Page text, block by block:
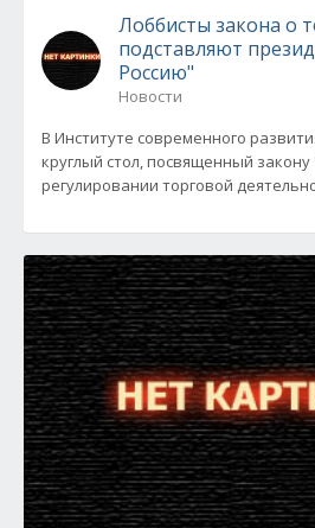
Лоббисты закона о
подставляют
Россию"
Новости
В Институте современного
круглый стол, посвященный
регулировании торговой